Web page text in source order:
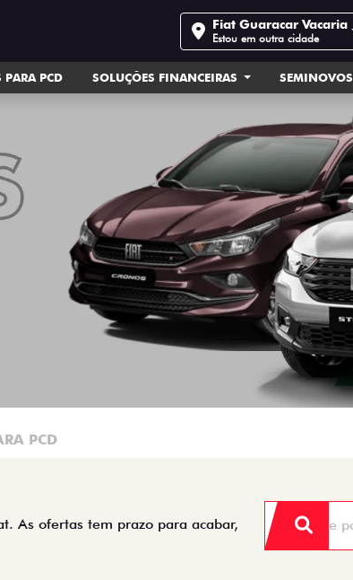
Fiat Guaracar Vacaria
Estou em outra cidade
PARA PCD SOLUÇÕES FINANCEIRAS SEMINOVOS
PCD
As ofertas tem prazo para acabar,